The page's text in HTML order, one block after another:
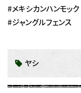
#メキシカンハンモック
#ジャングルフェンス
ヤシ